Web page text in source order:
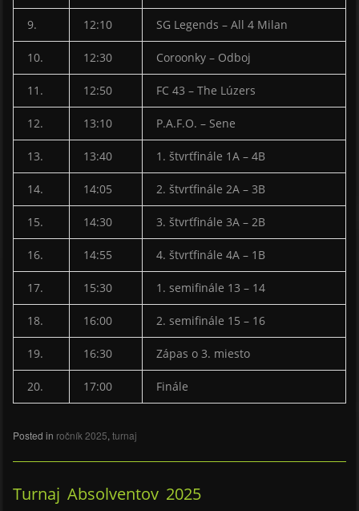
9. 12:10 SG Legends – All 4 Milan
10. 12:30 Coroonky – Odboj
11. 12:50 FC 43 – The Lúzers
12. 13:10 P.A.F.O. – Sene
13. 13:40 1. štvrťfinále 1A – 4B
14. 14:05 2. štvrťfinále 2A – 3B
15. 14:30 3. štvrťfinále 3A – 2B
16. 14:55 4. štvrťfinále 4A – 1B
17. 15:30 1. semifinále 13 – 14
18. 16:00 2. semifinále 15 – 16
19. 16:30 Zápas o 3. miesto
20. 17:00 Finále
Posted in ročník 2025, turnaj
Turnaj Absolventov 2025